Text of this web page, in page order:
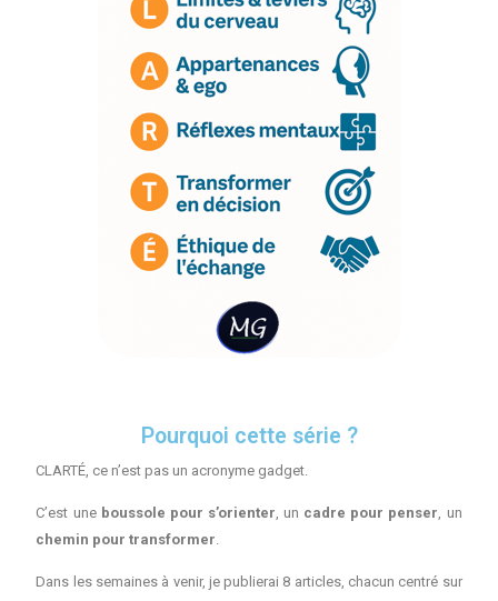
Pourquoi cette série ?
CLARTÉ, ce n’est pas un acronyme gadget.
C’est une boussole pour s’orienter, un cadre pour penser, un
chemin pour transformer.
Dans les semaines à venir, je publierai 8 articles, chacun centré sur